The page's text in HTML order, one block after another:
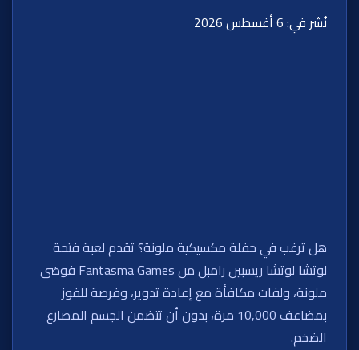
نُشر في: 6 أغسطس 2026
هل ترغب في حفلة مكسيكية ملونة؟ تقدم لعبة فتحة
لوتشا لوتشا ريسبين رامبل من Fantasma Games فوضى
ملونة، ولفات مكافأة مع إعادة تدوير، وفرصة للفوز
بمضاعف 10,000 مرة، بدون أن تتضمن الجسم المصارع
الضخم.